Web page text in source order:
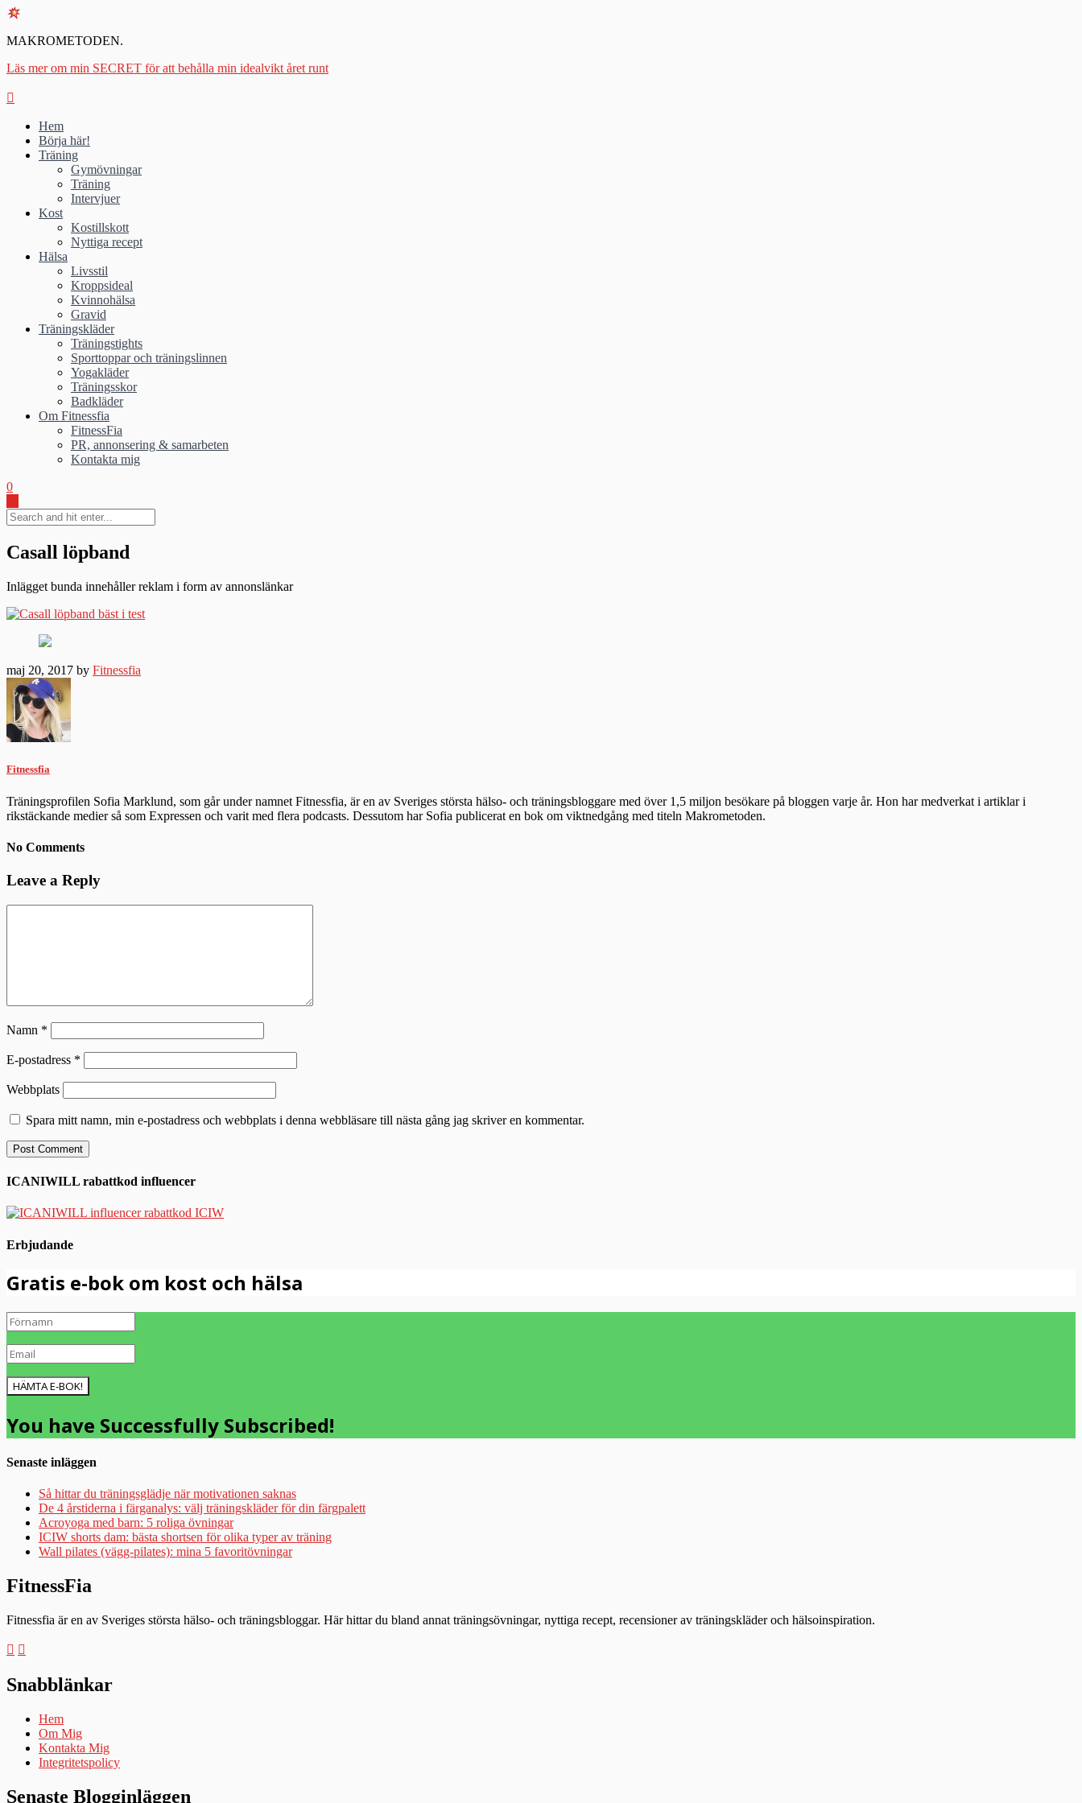
MAKROMETODEN.
Läs mer om min SECRET för att behålla min idealvikt året runt
Hem
Börja här!
Träning
Gymövningar
Träning
Intervjuer
Kost
Kostillskott
Nyttiga recept
Hälsa
Livsstil
Kroppsideal
Kvinnohälsa
Gravid
Träningskläder
Träningstights
Sporttoppar och träningslinnen
Yogakläder
Träningsskor
Badkläder
Om Fitnessfia
FitnessFia
PR, annonsering & samarbeten
Kontakta mig
0
Casall löpband
Inlägget bunda innehåller reklam i form av annonslänkar
maj 20, 2017 by Fitnessfia
Fitnessfia
Träningsprofilen Sofia Marklund, som går under namnet Fitnessfia, är en av Sveriges största hälso- och träningsbloggare med över 1,5 miljon besökare på bloggen varje år. Hon har medverkat i artiklar i
rikstäckande medier så som Expressen och varit med flera podcasts. Dessutom har Sofia publicerat en bok om viktnedgång med titeln Makrometoden.
No Comments
Leave a Reply
Namn *
E-postadress *
Webbplats
Spara mitt namn, min e-postadress och webbplats i denna webbläsare till nästa gång jag skriver en kommentar.
ICANIWILL rabattkod influencer
Erbjudande
Gratis e-bok om kost och hälsa
HÄMTA E-BOK!
You have Successfully Subscribed!
Senaste inläggen
Så hittar du träningsglädje när motivationen saknas
De 4 årstiderna i färganalys: välj träningskläder för din färgpalett
Acroyoga med barn: 5 roliga övningar
ICIW shorts dam: bästa shortsen för olika typer av träning
Wall pilates (vägg-pilates): mina 5 favoritövningar
FitnessFia
Fitnessfia är en av Sveriges största hälso- och träningsbloggar. Här hittar du bland annat träningsövningar, nyttiga recept, recensioner av träningskläder och hälsoinspiration.
Snabblänkar
Hem
Om Mig
Kontakta Mig
Integritetspolicy
Senaste Blogginläggen